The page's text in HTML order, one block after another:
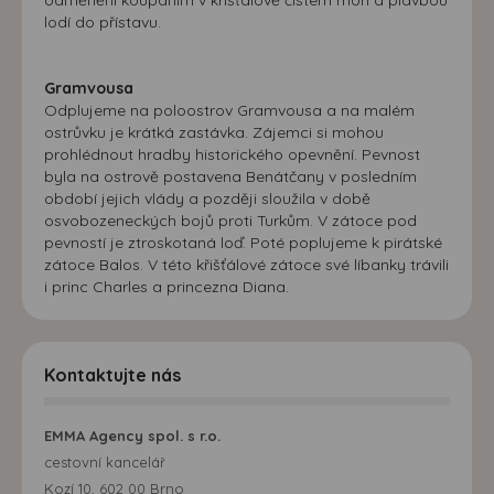
lodí do přístavu.
Gramvousa
Odplujeme na poloostrov Gramvousa a na malém
ostrůvku je krátká zastávka. Zájemci si mohou
prohlédnout hradby historického opevnění. Pevnost
byla na ostrově postavena Benátčany v posledním
období jejich vlády a později sloužila v době
osvobozeneckých bojů proti Turkům. V zátoce pod
pevností je ztroskotaná loď. Poté poplujeme k pirátské
zátoce Balos. V této křišťálové zátoce své líbanky trávili
i princ Charles a princezna Diana.
Kontaktujte nás
EMMA Agency spol. s r.o.
cestovní kancelář
Kozí 10, 602 00 Brno